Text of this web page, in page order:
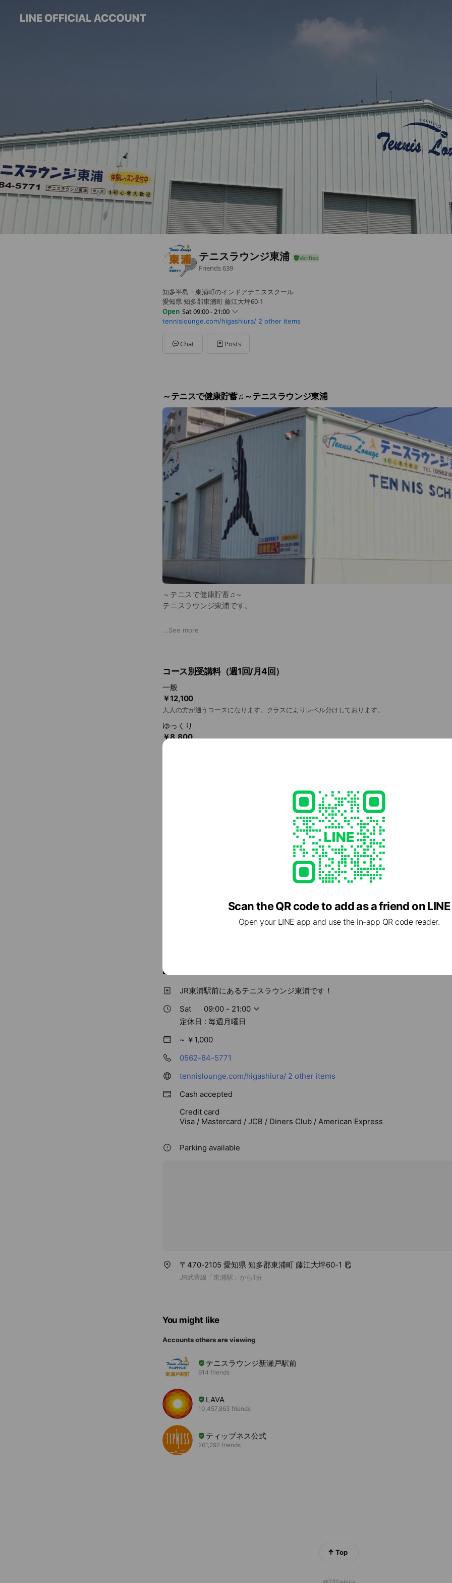
テニスラウンジ東浦
Friends 639
知多半島・東浦町のインドアテニススクール
愛知県 知多郡東浦町 藤江大坪60-1
Open Sat 09:00 - 21:00
Sun09:00 - 18:00
Tue09:00 - 21:00
定休日 : 毎週月曜日
tennislounge.com/higashiura/ 2 other items
Chat Posts
～テニスで健康貯蓄♫～テニスラウンジ東浦
～テニスで健康貯蓄♫～
テニスラウンジ東浦です。
快適な高密度人工芝のインドアコート2面
ミリークラス」があります。
○ソフトテニスは小学5年～中学3年が対象で、基本練習中心にたくさんのボールを打
す。
いつも楽しく笑顔あふれるテニススクールです。
...See more
コース別受講料（週1回/月4回）
￥12,100
一般
大人の方が通うコースになります。クラスによりレベル分けしております。
￥8,800
ゆっくり
時間は60分。ゆっくりと基本練習中心のコースになります。
小学1年～6年生が対象のコースになります。集団行動やルールの大切さを学び心身共に健やかな
家族で同じ時間帯にレッスンを受講できるコースになります。レッスンコートは別々となります
小学5年～中学3年生を対象としたコースになります。たくさんのボールを打って身体で覚えてい
Basic info
JR東浦駅前にあるテニスラウンジ東浦です！
Sat
09:00 - 21:00
定休日 : 毎週月曜日
~ ￥1,000
0562-84-5771
tennislounge.com/higashiura/ 2 other items
Cash accepted
Credit card
Visa / Mastercard / JCB / Diners Club / American Express
Parking available
〒470-2105 愛知県 知多郡東浦町 藤江大坪60-1
JR武豊線「東浦駅」から1分
You might like
Accounts others are viewing
テニスラウンジ新瀬戸駅前
914 friends
LAVA
10,457,863 friends
ティップネス公式
261,292 friends
Top
Scan the QR code to add as a friend on LINE
Open your LINE app and use the in-app QR code reader.